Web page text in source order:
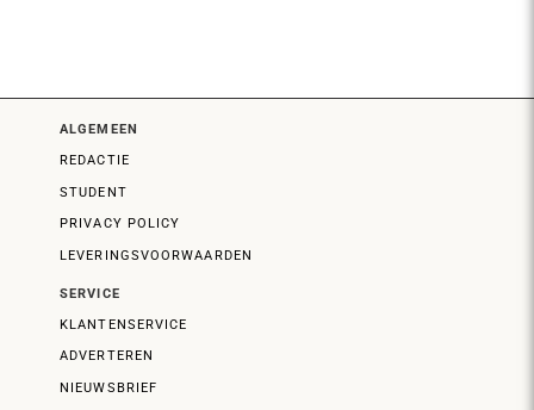
ALGEMEEN
REDACTIE
STUDENT
PRIVACY POLICY
LEVERINGSVOORWAARDEN
SERVICE
KLANTENSERVICE
ADVERTEREN
NIEUWSBRIEF